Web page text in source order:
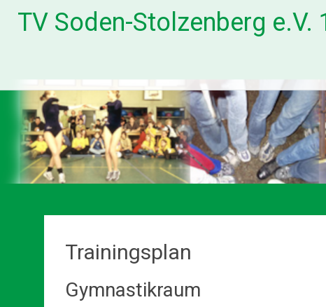
TV Soden-Stolzenberg
Trainingsplan
Gymnastikraum